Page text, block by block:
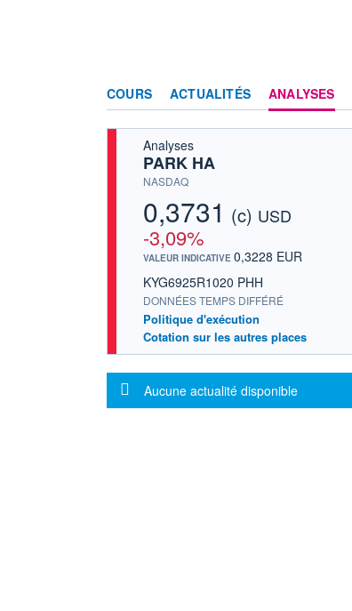
COURS ACTUALITÉS ANALYSES
Analyses
PARK HA
NASDAQ
0,3731 (c) USD
-3,09%
VALEUR INDICATIVE 0,3228 EUR
KYG6925R1020 PHH
DONNÉES TEMPS DIFFÉRÉ
Politique d'exécution
Cotation sur les autres places
Message d'information
Aucune actualité disponible